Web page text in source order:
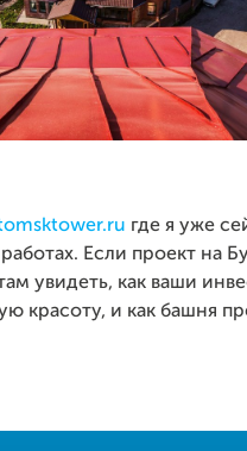
где я уже
Если проект на
увидеть, как ваши
красоту, и как башня